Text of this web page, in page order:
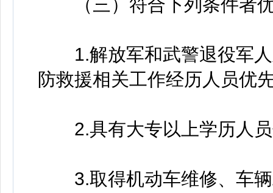
（三）符合下列条件者
1.解放军和武警退役军人
防救援相关工作经历人员优
2.具有大专以上学历人员
3.取得机动车维修、车辆